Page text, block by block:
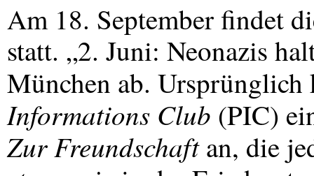
Am 18. September findet
statt. „2. Juni: Neonazis
München ab.
Informations Club (PIC)
Zur Freundschaftan, die